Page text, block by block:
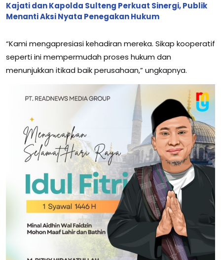
Kajati dan Kapolda Sulteng Perkuat Sinergi, Publik
Menanti Aksi Nyata Penegakan Hukum
“Kami mengapresiasi kehadiran mereka. Sikap kooperatif
seperti ini mempermudah proses hukum dan
menunjukkan itikad baik perusahaan,” ungkapnya.